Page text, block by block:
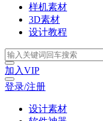
样机素材
3D素材
设计教程
加入VIP
登录/注册
设计素材